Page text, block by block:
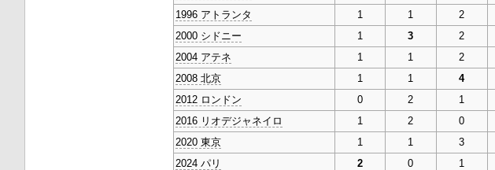
1996 アトランタ
1 1 2
2000 シドニー
1 3 2
2004 アテネ
1 1 2
2008 北京
1 1 4
2012 ロンドン
0 2 1
2016 リオデジャネイロ
1 2 0
2020 東京
1 1 3
2024 パリ
2 0 1